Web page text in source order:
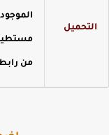
التحميل
الموجود
مستطيل
من رابط